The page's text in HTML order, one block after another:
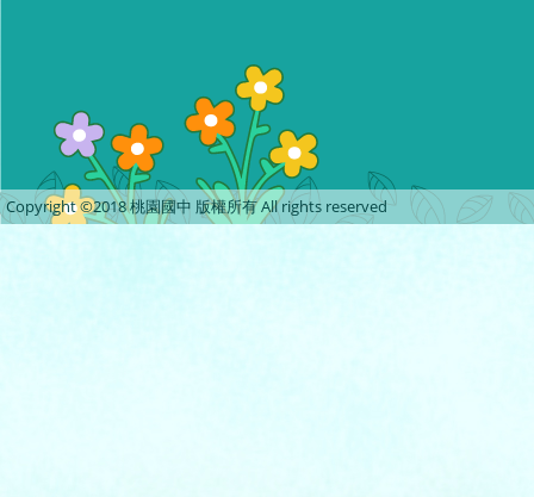
Copyright ©2018 桃園國中 版權所有 All rights reserved